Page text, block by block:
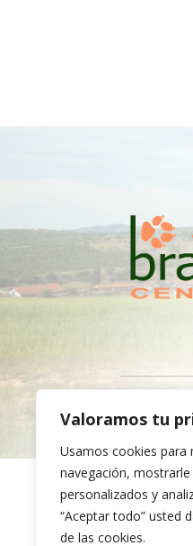
Valoramos tu
Usamos cookies para
navegación,
personalizados y
“Aceptar todo” usted
de las cookies.